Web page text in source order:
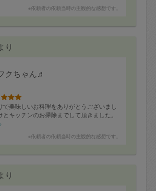
※依頼者の依頼当時の主観的な感想です。
り
クちゃん♬
で美味しいお料理をありがとうございまし
とキッチンのお掃除までして頂きました。
※依頼者の依頼当時の主観的な感想です。
り